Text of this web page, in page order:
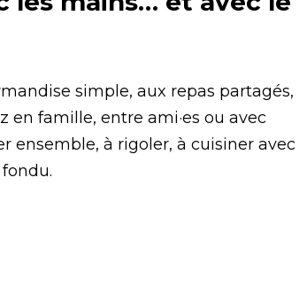
simple, aux repas partagés,
en famille, entre ami·es ou avec
ensemble, à rigoler, à cuisiner avec